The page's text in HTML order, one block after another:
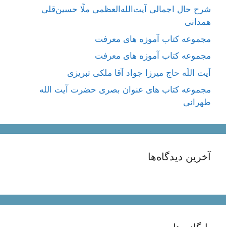
شرح حال اجمالی آیت‌الله‌العظمی ملّا حسین‌قلی
همدانی
مجموعه کتاب آموزه های معرفت
مجموعه کتاب آموزه های معرفت
آیت اللَه حاج میرزا جواد آقا ملکی تبریزی
مجموعه کتاب های عنوان بصری حضرت آیت الله
طهرانی
آخرین دیدگاه‌ها